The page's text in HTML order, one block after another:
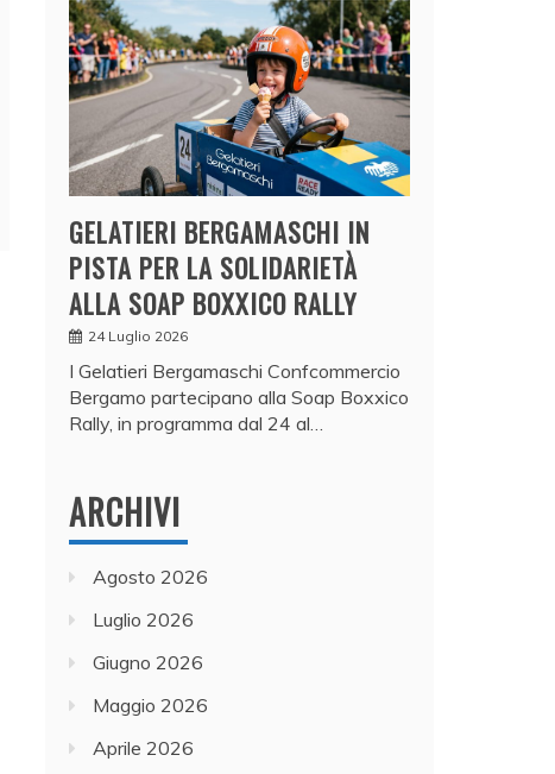
GELATIERI BERGAMASCHI IN
PISTA PER LA SOLIDARIETÀ
ALLA SOAP BOXXICO RALLY
24 Luglio 2026
I Gelatieri Bergamaschi Confcommercio
Bergamo partecipano alla Soap Boxxico
Rally, in programma dal 24 al…
ARCHIVI
Agosto 2026
Luglio 2026
Giugno 2026
Maggio 2026
Aprile 2026